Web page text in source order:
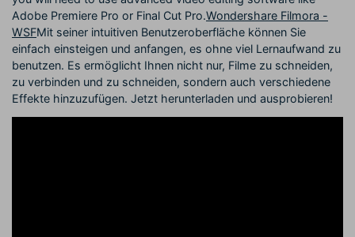
Adobe Premiere Pro or Final Cut Pro.Wondershare Filmora -
WSFMit seiner intuitiven Benutzeroberfläche können Sie
einfach einsteigen und anfangen, es ohne viel Lernaufwand zu
benutzen. Es ermöglicht Ihnen nicht nur, Filme zu schneiden,
zu verbinden und zu schneiden, sondern auch verschiedene
Effekte hinzuzufügen. Jetzt herunterladen und ausprobieren!